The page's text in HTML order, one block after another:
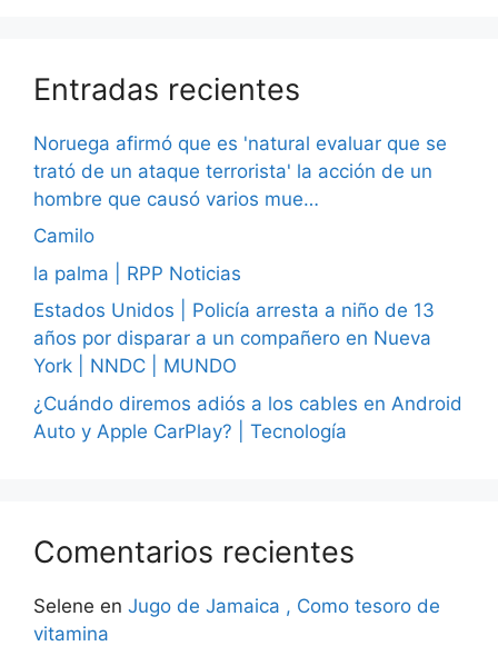
Entradas recientes
Noruega afirmó que es 'natural evaluar que se
trató de un ataque terrorista' la acción de un
hombre que causó varios mue…
Camilo
la palma | RPP Noticias
Estados Unidos | Policía arresta a niño de 13
años por disparar a un compañero en Nueva
York | NNDC | MUNDO
¿Cuándo diremos adiós a los cables en Android
Auto y Apple CarPlay? | Tecnología
Comentarios recientes
Selene en Jugo de Jamaica , Como tesoro de
vitamina